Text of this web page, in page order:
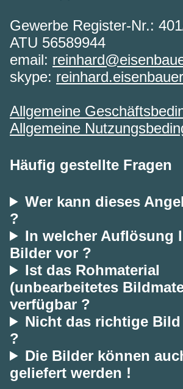
Gewerbe Register-Nr.:
ATU 56589944
email:
skype: reinhard.eisenbauer
Allgemeine
Allgemeine
Häufig gestellte Fragen
Wer kann dieses
?
In welcher Auflösung
Bilder vor ?
Ist das Rohmaterial
(unbearbeitetes
verfügbar ?
Nicht das richtige
?
Die Bilder können
geliefert werden !